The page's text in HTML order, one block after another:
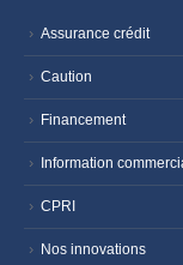
Assurance crédit
Caution
Financement
Information
CPRI
Nos innovations